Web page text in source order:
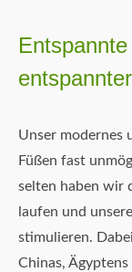
Unser modernes
Füßen fast
selten haben wir
laufen und
stimulieren.
Chinas,